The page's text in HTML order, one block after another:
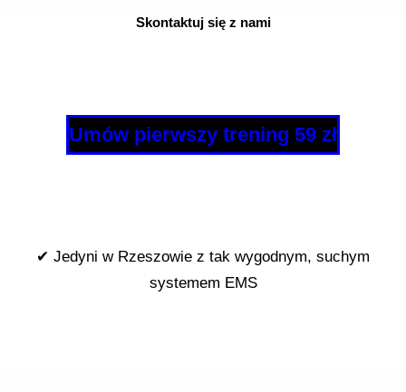
Skontaktuj się z nami
Umów pierwszy trening 59 zł
✔ Jedyni w Rzeszowie z tak wygodnym, suchym
systemem EMS